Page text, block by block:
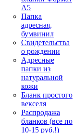
А5
Папка
адресная,
бумвинил
Свидетельства
о рождении
Адресные
папки из
натуральной
кожи
Бланк простого
векселя
Распродажа
бланков (все по
10-15 руб.!)